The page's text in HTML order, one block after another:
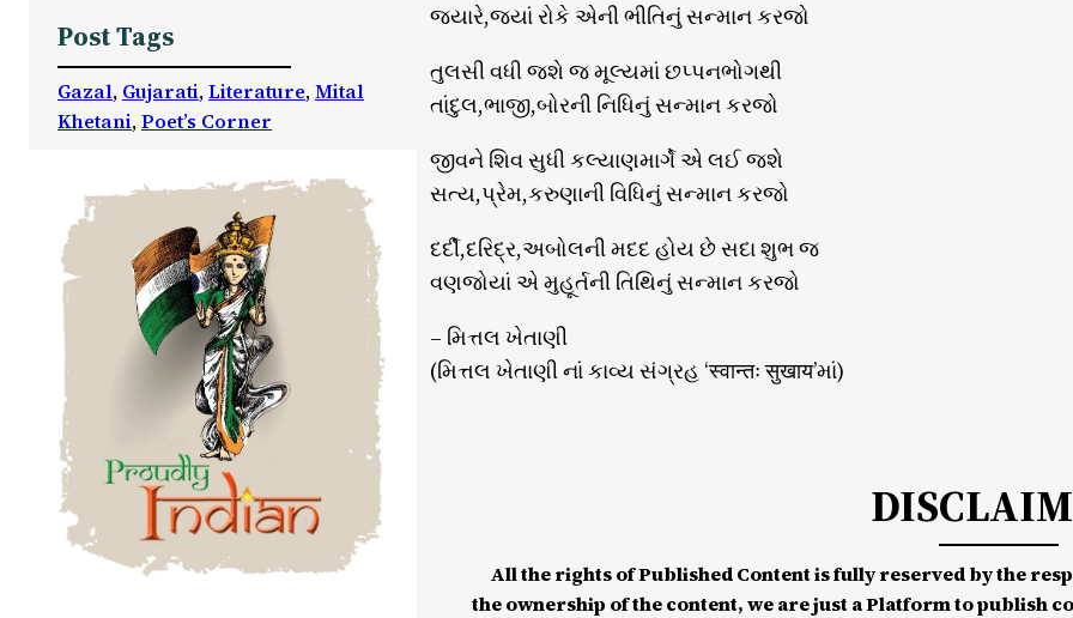
Post Tags
Gazal, Gujarati, Literature, Mital
Khetani, Poet’s Corner
જ્યારે,જ્યાં રોકે એની ભીતિનું સન્માન કરજો
તુલસી વધી જશે જ મૂલ્યમાં છપ્પનભોગથી
તાંદુલ,ભાજી,બોરની નિધિનું સન્માન કરજો
જીવને શિવ સુધી કલ્યાણમાર્ગે એ લઈ જશે
સત્ય,પ્રેમ,કરુણાની વિધિનું સન્માન કરજો
દર્દી,દરિદ્ર,અબોલની મદદ હોય છે સદા શુભ જ
વણજોયાં એ મુહૂર્તની તિથિનું સન્માન કરજો
– મિત્તલ ખેતાણી
(મિત્તલ ખેતાણી નાં કાવ્ય સંગ્રહ ‘स्वान्तः सुखाय’માં)
All the rights of Published Content is fully reserved by the
the ownership of the content, we are just a Platform to publish